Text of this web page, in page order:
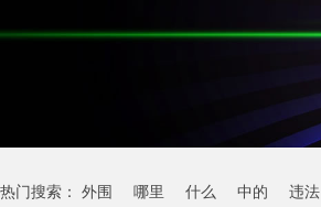
热门搜索： 外围 哪里 什么 中的 违法